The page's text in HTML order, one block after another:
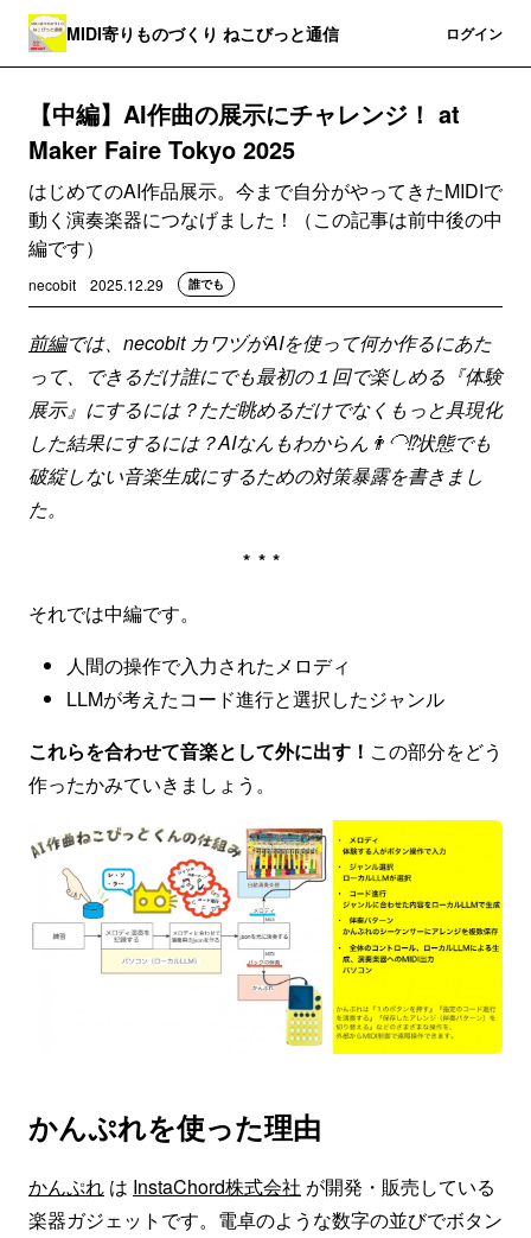
MIDI寄りものづくり ねこびっと通信 ログイン
【中編】AI作曲の展示にチャレンジ！ at
Maker Faire Tokyo 2025
はじめてのAI作品展示。今まで自分がやってきたMIDIで
動く演奏楽器につなげました！（この記事は前中後の中
編です）
necobit 2025.12.29 誰でも
前編では、necobit カワヅがAIを使って何か作るにあた
って、できるだけ誰にでも最初の１回で楽しめる『体験
展示』にするには？ただ眺めるだけでなくもっと具現化
した結果にするには？AIなんもわからん👨‍🦲⁉️状態でも
破綻しない音楽生成にするための対策暴露を書きまし
た。
***
それでは中編です。
人間の操作で入力されたメロディ
LLMが考えたコード進行と選択したジャンル
これらを合わせて音楽として外に出す！ この部分をどう
作ったかみていきましょう。
かんぷれを使った理由
かんぷれ は InstaChord株式会社 が開発・販売している
楽器ガジェットです。電卓のような数字の並びでボタン